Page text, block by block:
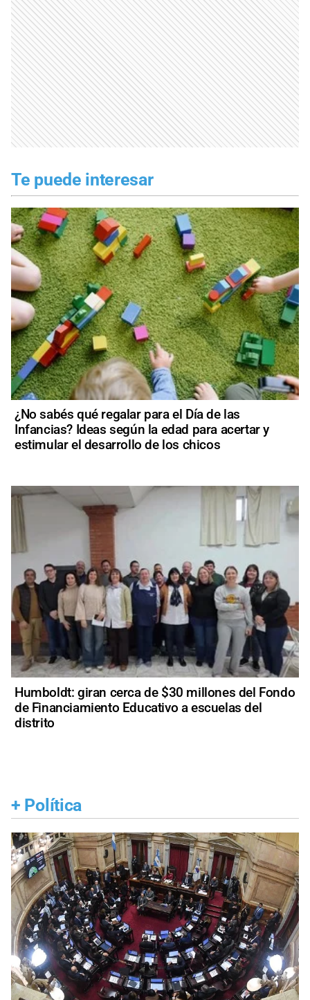
Te puede interesar
¿No sabés qué regalar para el Día de las
Infancias? Ideas según la edad para acertar y
estimular el desarrollo de los chicos
Humboldt: giran cerca de $30 millones del Fondo
de Financiamiento Educativo a escuelas del
distrito
+ Política